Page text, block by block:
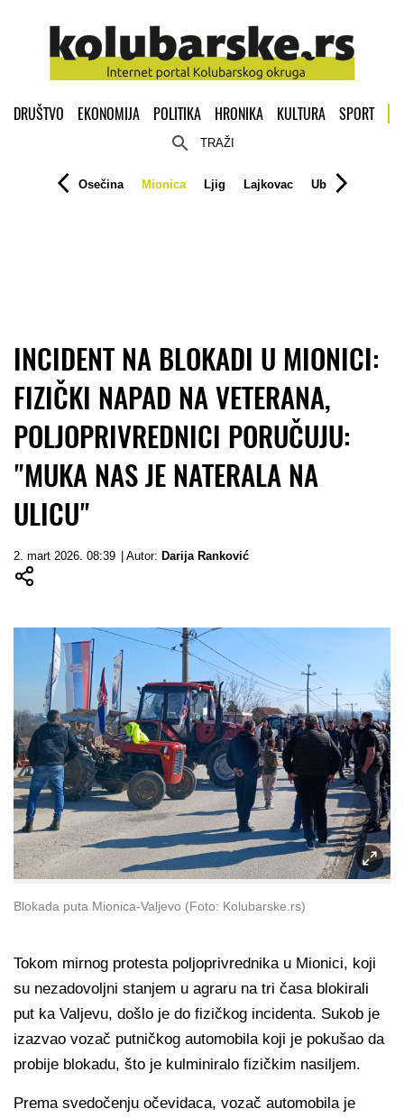
DRUŠTVO EKONOMIJA POLITIKA HRONIKA KULTURA SPORT
TRAŽI
Osečina Mionica Ljig Lajkovac Ub
INCIDENT NA BLOKADI U MIONICI:
FIZIČKI NAPAD NA VETERANA,
POLJOPRIVREDNICI PORUČUJU:
"MUKA NAS JE NATERALA NA
ULICU"
2. mart 2026. 08:39 | Autor: Darija Ranković
Blokada puta Mionica-Valjevo (Foto: Kolubarske.rs)
Tokom mirnog protesta poljoprivrednika u Mionici, koji
su nezadovoljni stanjem u agraru na tri časa blokirali
put ka Valjevu, došlo je do fizičkog incidenta. Sukob je
izazvao vozač putničkog automobila koji je pokušao da
probije blokadu, što je kulminiralo fizičkim nasiljem.
Prema svedočenju očevidaca, vozač automobila je